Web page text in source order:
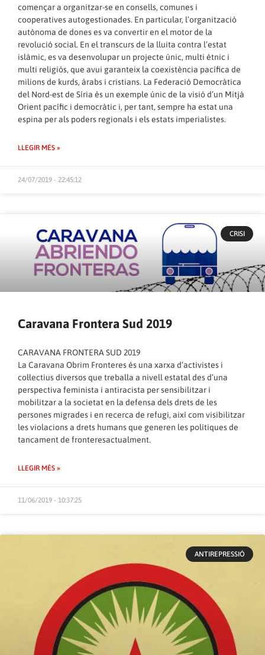
començar a organitzar-se en consells, comunes i
cooperatives autogestionades. En particular, l’organització
autònoma de dones es va convertir en el motor de la
revolució social. En el transcurs de la lluita contra l’estat
islàmic, es va desenvolupar un projecte únic, multi ètnic i
multi religiós, que avui garanteix la coexistència pacífica de
milions de kurds, àrabs i cristians. La Federació Democràtica
del Nord-est de Síria és un exemple únic de la visió d’un Mitjà
Orient pacífic i democràtic i, per tant, sempre ha estat una
espina per als poders regionals i els estats imperialistes.
LLEGIR MÉS »
24/07/2019 - 22:45:12
CRISI
Caravana Frontera Sud 2019
CARAVANA FRONTERA SUD 2019
La Caravana Obrim Fronteres és una xarxa d’activistes i
col·lectius diversos que treballa a nivell estatal des d’una
perspectiva feminista i antiracista per sensibilitzar i
mobilitzar a la societat en la defensa dels drets de les
persones migrades i en recerca de refugi, així com visibilitzar
les violacions a drets humans que generen les polítiques de
tancament de fronteresactualment.
LLEGIR MÉS »
11/06/2019 - 10:37:25
ANTIREPRESSIÓ